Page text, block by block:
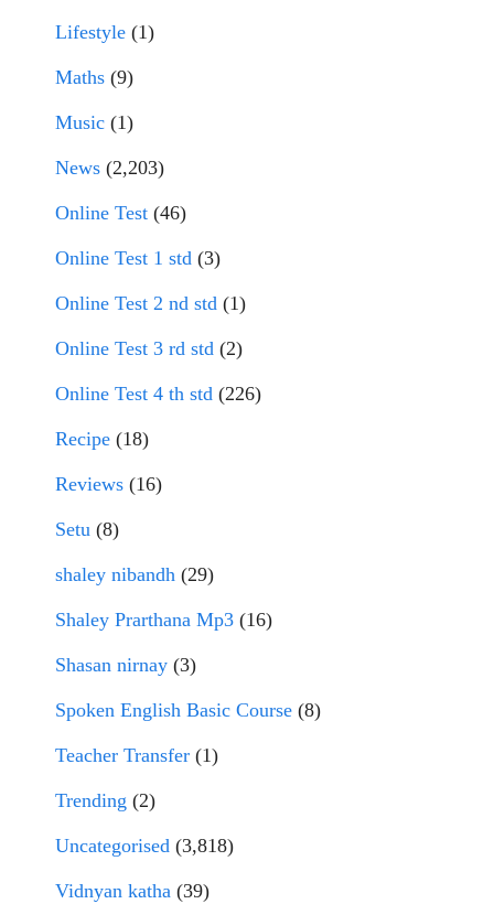
Lifestyle (1)
Maths (9)
Music (1)
News (2,203)
Online Test (46)
Online Test 1 std (3)
Online Test 2 nd std (1)
Online Test 3 rd std (2)
Online Test 4 th std (226)
Recipe (18)
Reviews (16)
Setu (8)
shaley nibandh (29)
Shaley Prarthana Mp3 (16)
Shasan nirnay (3)
Spoken English Basic Course (8)
Teacher Transfer (1)
Trending (2)
Uncategorised (3,818)
Vidnyan katha (39)